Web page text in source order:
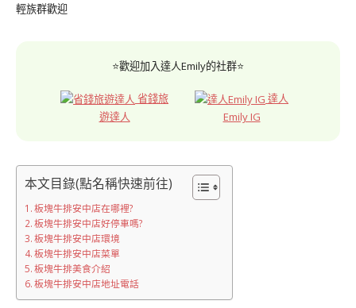
輕族群歡迎
⭐歡迎加入達人Emily的社群⭐
省錢旅
遊達人
達人
Emily IG
本文目錄(點名稱快速前往)
板塊牛排安中店在哪裡?
板塊牛排安中店好停車嗎?
板塊牛排安中店環境
板塊牛排安中店菜單
板塊牛排美食介紹
板塊牛排安中店地址電話